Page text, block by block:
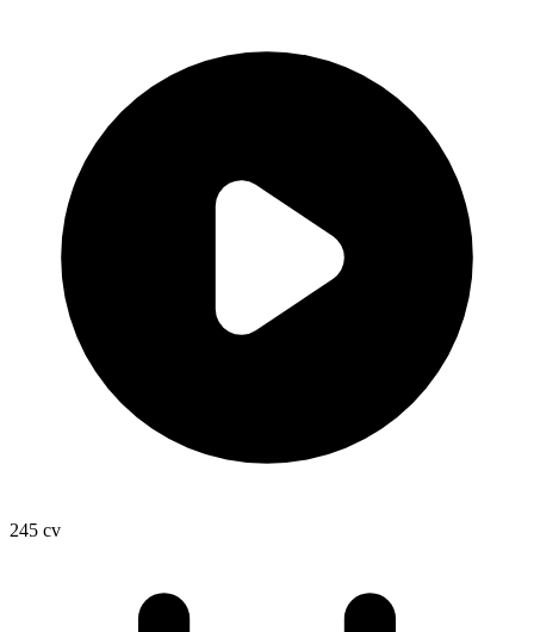
245 cv